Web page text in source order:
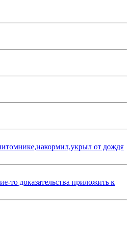
от дождя
то доказательства приложить к